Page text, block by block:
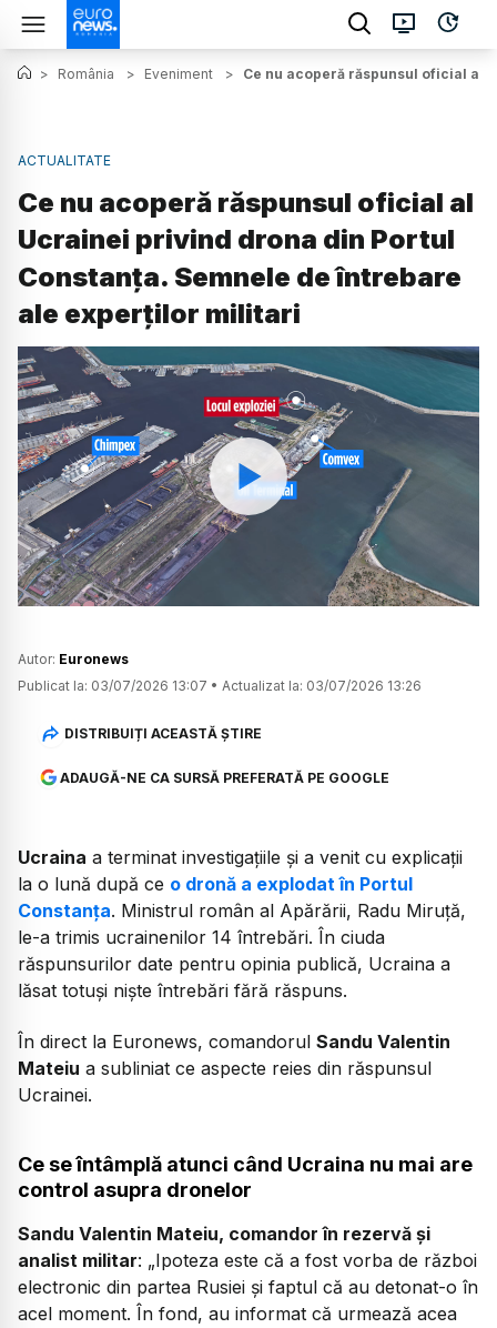
> România > Eveniment > Ce nu acoperă răspunsul oficial al
ACTUALITATE
Ce nu acoperă răspunsul oficial al
Ucrainei privind drona din Portul
Constanța. Semnele de întrebare
ale experților militari
Watch
Autor: Euronews
Publicat la: 03/07/2026 13:07 • Actualizat la: 03/07/2026 13:26
DISTRIBUIȚI ACEASTĂ ȘTIRE
ADAUGĂ-NE CA SURSĂ PREFERATĂ PE GOOGLE
Ucraina a terminat investigațiile și a venit cu explicații
la o lună după ce o dronă a explodat în Portul
Constanța. Ministrul român al Apărării, Radu Miruță,
le-a trimis ucrainenilor 14 întrebări. În ciuda
răspunsurilor date pentru opinia publică, Ucraina a
lăsat totuși niște întrebări fără răspuns.
În direct la Euronews, comandorul Sandu Valentin
Mateiu a subliniat ce aspecte reies din răspunsul
Ucrainei.
Ce se întâmplă atunci când Ucraina nu mai are
control asupra dronelor
Sandu Valentin Mateiu, comandor în rezervă și
analist militar: „Ipoteza este că a fost vorba de război
electronic din partea Rusiei și faptul că au detonat-o în
acel moment. În fond, au informat că urmează acea